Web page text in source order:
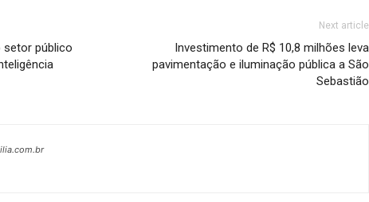
setor público
Next article
Investimento de R$ 10,8 milhões leva
pavimentação e iluminação pública a São
Sebastião